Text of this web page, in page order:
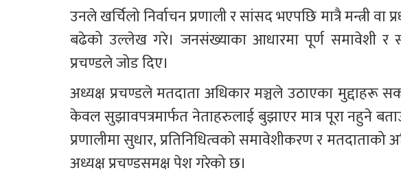
उनले खर्चिलो निर्वाचन प्रणाली र सांसद भएपछि मात्रै मन्त्री वा
बढेको उल्लेख गरे। जनसंख्याका आधारमा पूर्ण समावेशी र
प्रचण्डले जोड दिए।
अध्यक्ष प्रचण्डले मतदाता अधिकार मञ्चले उठाएका मुद्दाहरू
केवल सुझावपत्रमार्फत नेताहरुलाई बुझाएर मात्र पूरा नहुने
प्रणालीमा सुधार, प्रतिनिधित्वको समावेशीकरण र मतदाताको
अध्यक्ष प्रचण्डसमक्ष पेश गरेको छ।